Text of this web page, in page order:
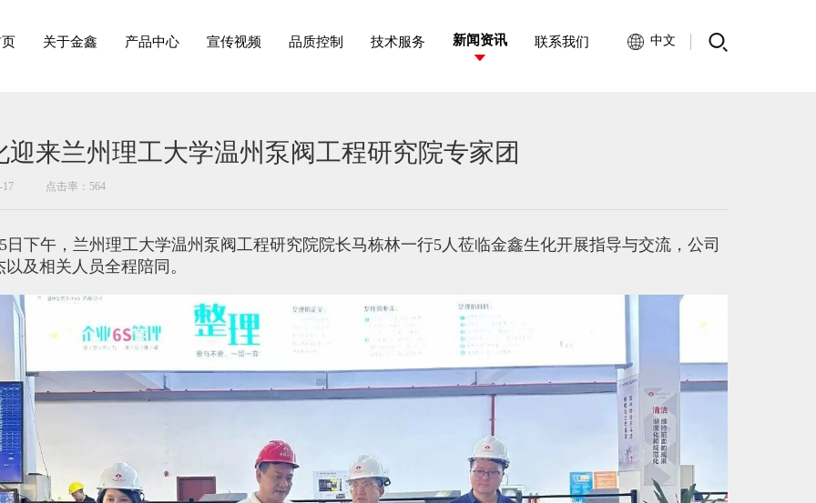
关于金鑫 产品中心 宣传视频 品质控制 技术服务 新闻资讯 联系我们 中文
迎来兰州理工大学温州泵阀工程研究院专家团
17 点击率：564
下午，兰州理工大学温州泵阀工程研究院院长马栋林一行5人莅临金鑫生化开展指导与交流，公司
及相关人员全程陪同。